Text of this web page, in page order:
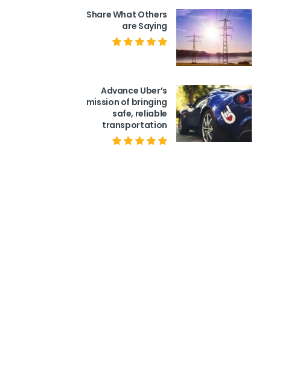
Share What Others
are Saying
Advance Uber’s
mission of bringing
safe, reliable
transportation